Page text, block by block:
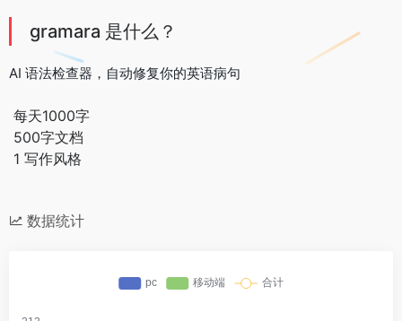
gramara 是什么？
AI 语法检查器，自动修复你的英语病句
每天1000字
500字文档
1 写作风格
数据统计